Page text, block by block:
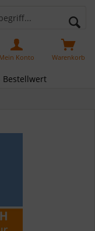
Bestellwert
Warenkorb
Mein Konto